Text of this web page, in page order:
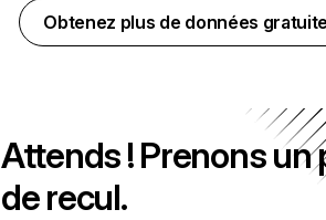
Obtenez plus de données
Attends ! Prenons un
de recul.